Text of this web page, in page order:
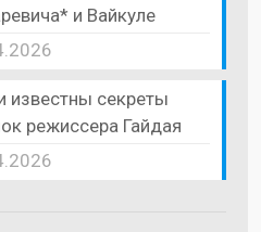
и Вайкуле
известны секреты
режиссера Гайдая